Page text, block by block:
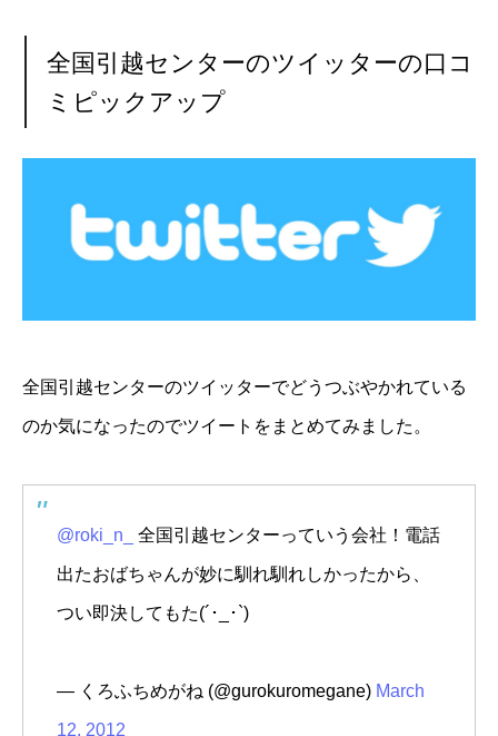
全国引越センターのツイッターの口コ
ミピックアップ
全国引越センターのツイッターでどうつぶやかれている
のか気になったのでツイートをまとめてみました。
@roki_n_ 全国引越センターっていう会社！電話
出たおばちゃんが妙に馴れ馴れしかったから、
つい即決してもた(´･_･`)
— くろふちめがね (@gurokuromegane) March
12, 2012